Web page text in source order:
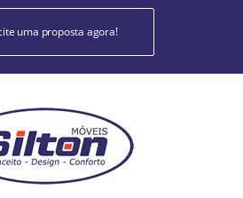
uma proposta agora!